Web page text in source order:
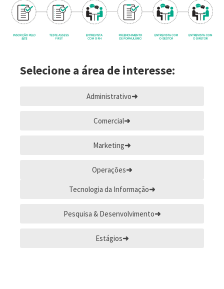
Selecione a área de interesse:
Administrativo
Comercial
Marketing
Operações
Tecnologia da Informação
Pesquisa & Desenvolvimento
Estágios